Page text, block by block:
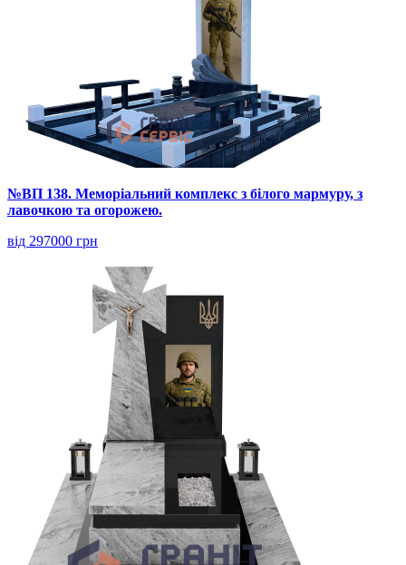
№ВП 138. Меморіальний комплекс з білого мармуру, з
лавочкою та огорожею.
від 297000 грн